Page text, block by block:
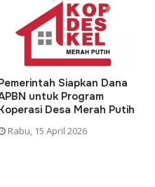
Transformasi Digital
Keuangan Daerah:
Tantangan dan Harapan
Sulsel